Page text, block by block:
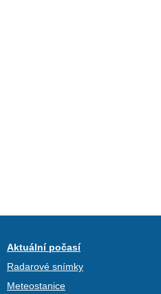
Aktuální počasí
Radarové snímky
Meteostanice